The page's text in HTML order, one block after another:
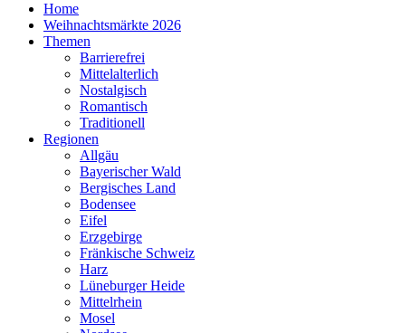
Home
Weihnachtsmärkte 2026
Themen
Barrierefrei
Mittelalterlich
Nostalgisch
Romantisch
Traditionell
Regionen
Allgäu
Bayerischer Wald
Bergisches Land
Bodensee
Eifel
Erzgebirge
Fränkische Schweiz
Harz
Lüneburger Heide
Mittelrhein
Mosel